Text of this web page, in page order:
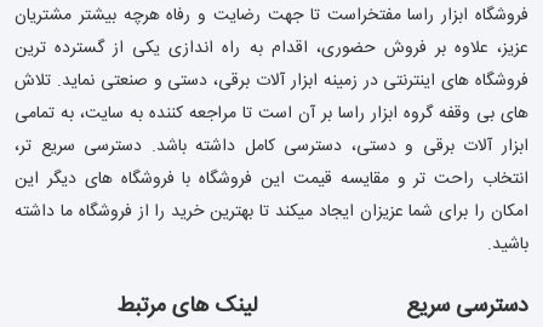
فروشگاه ابزار راسا مفتخراست تا جهت رضایت و رفاه هرچه بیشتر مشتریان
عزیز، علاوه بر فروش حضوری، اقدام به راه اندازی یکی از گسترده ترین
فروشگاه های اینترنتی در زمینه ابزار آلات برقی، دستی و صنعتی نماید. تلاش
های بی وقفه گروه ابزار راسا بر آن است تا مراجعه کننده به سایت، به تمامی
ابزار آلات برقی و دستی، دسترسی کامل داشته باشد. دسترسی سریع تر،
انتخاب راحت تر و مقایسه قیمت این فروشگاه با فروشگاه های دیگر این
امکان را برای شما عزیزان ایجاد میکند تا بهترین خرید را از فروشگاه ما داشته
باشید.
دسترسی سریع لینک های مرتبط